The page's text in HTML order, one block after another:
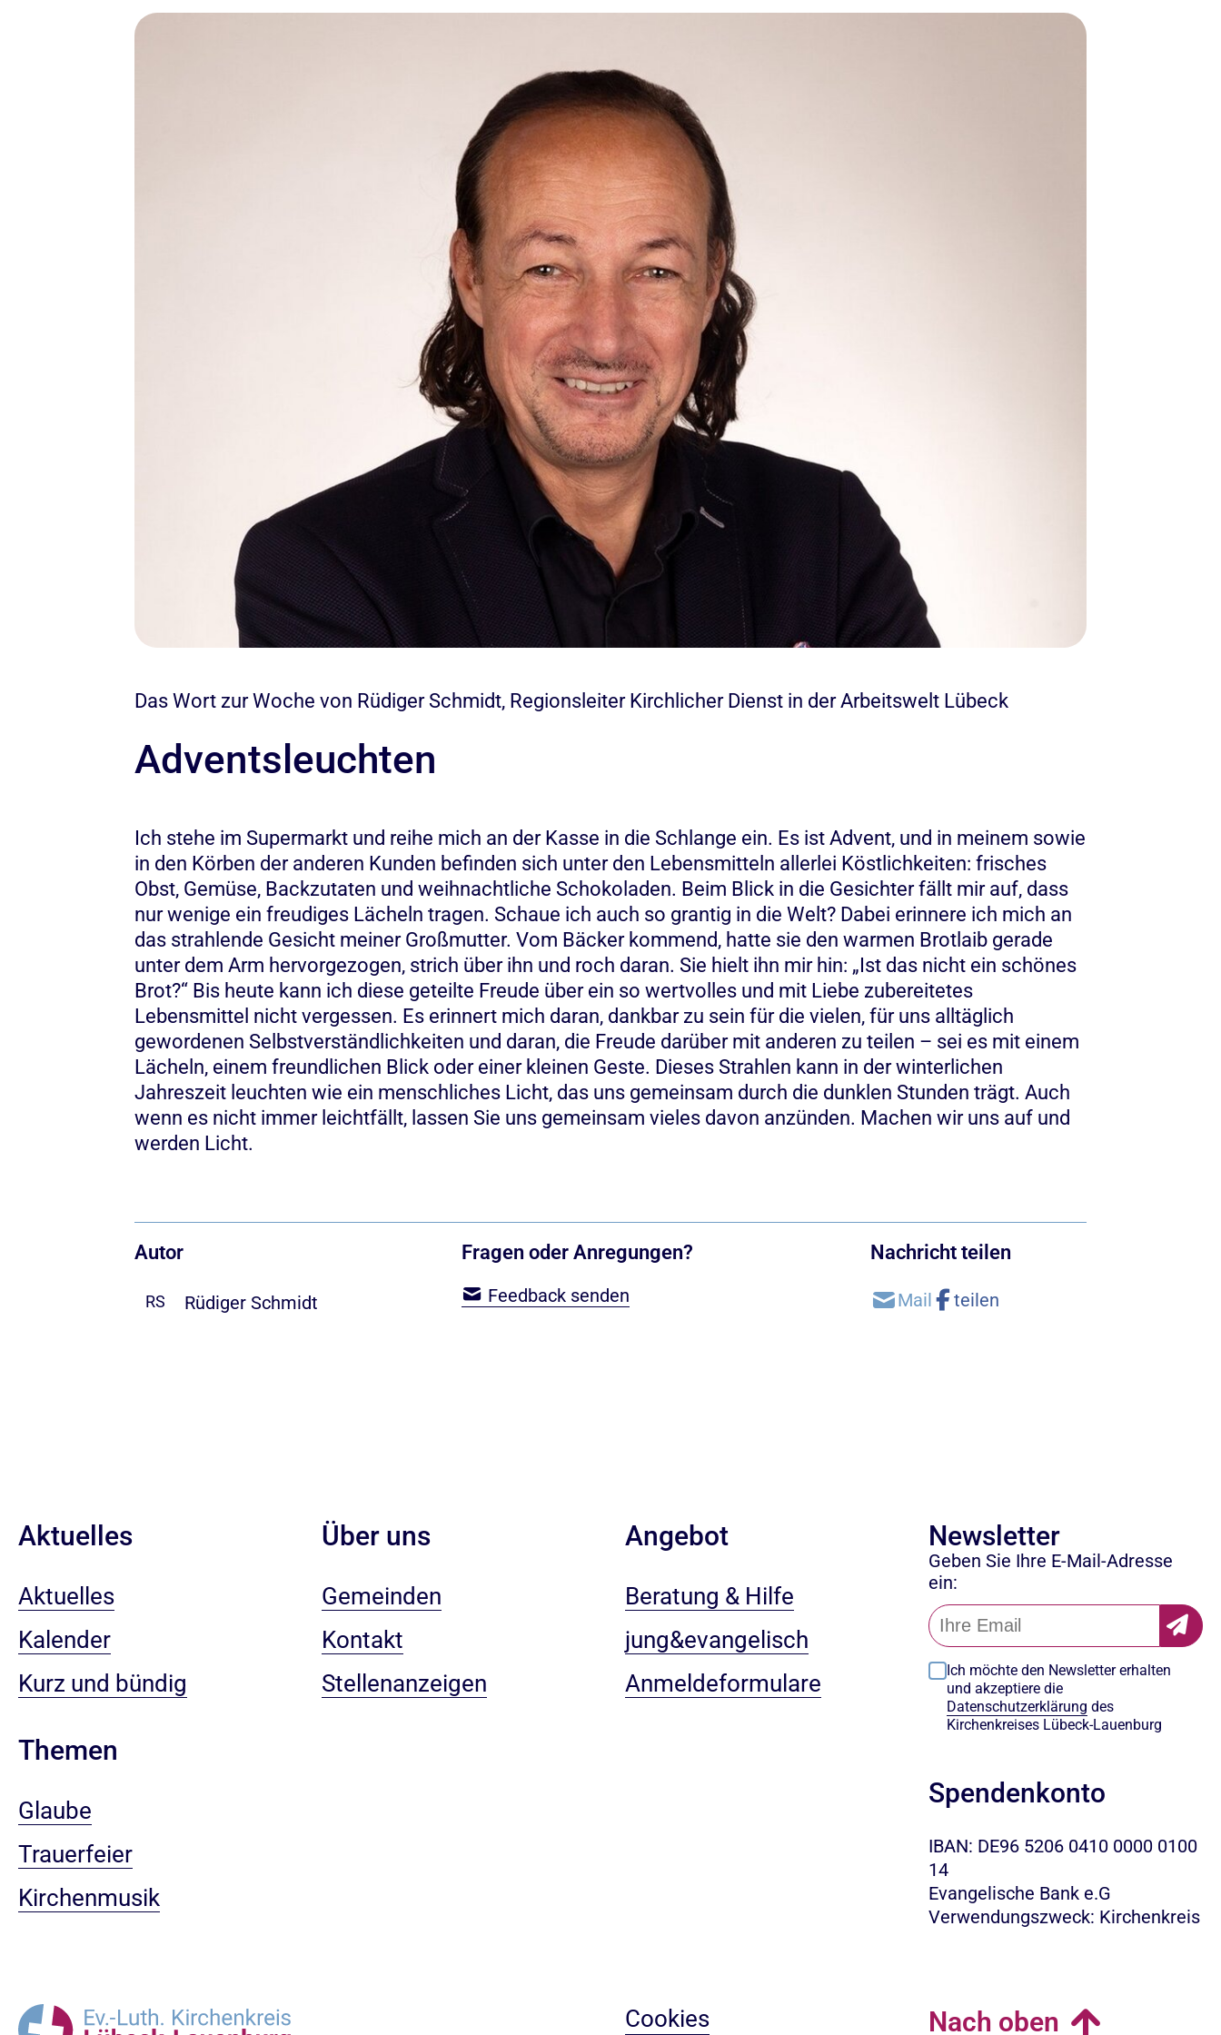
Das Wort zur Woche von Rüdiger Schmidt, Regionsleiter Kirchlicher Dienst in der Arbeitswelt Lübeck
Adventsleuchten
Ich stehe im Supermarkt und reihe mich an der Kasse in die Schlange ein. Es ist Advent, und in meinem sowie
in den Körben der anderen Kunden befinden sich unter den Lebensmitteln allerlei Köstlichkeiten: frisches
Obst, Gemüse, Backzutaten und weihnachtliche Schokoladen. Beim Blick in die Gesichter fällt mir auf, dass
nur wenige ein freudiges Lächeln tragen. Schaue ich auch so grantig in die Welt? Dabei erinnere ich mich an
das strahlende Gesicht meiner Großmutter. Vom Bäcker kommend, hatte sie den warmen Brotlaib gerade
unter dem Arm hervorgezogen, strich über ihn und roch daran. Sie hielt ihn mir hin: „Ist das nicht ein schönes
Brot?“ Bis heute kann ich diese geteilte Freude über ein so wertvolles und mit Liebe zubereitetes
Lebensmittel nicht vergessen. Es erinnert mich daran, dankbar zu sein für die vielen, für uns alltäglich
gewordenen Selbstverständlichkeiten und daran, die Freude darüber mit anderen zu teilen – sei es mit einem
Lächeln, einem freundlichen Blick oder einer kleinen Geste. Dieses Strahlen kann in der winterlichen
Jahreszeit leuchten wie ein menschliches Licht, das uns gemeinsam durch die dunklen Stunden trägt. Auch
wenn es nicht immer leichtfällt, lassen Sie uns gemeinsam vieles davon anzünden. Machen wir uns auf und
werden Licht.
Autor
RS Rüdiger Schmidt
Fragen oder Anregungen?
Feedback senden
Nachricht teilen
Aktuelles
Aktuelles
Kalender
Kurz und bündig
Themen
Glaube
Trauerfeier
Kirchenmusik
Über uns
Gemeinden
Kontakt
Stellenanzeigen
Angebot
Beratung & Hilfe
jung&evangelisch
Anmeldeformulare
Newsletter
Geben Sie Ihre E-Mail-Adresse
ein:
Ich möchte den Newsletter erhalten
und akzeptiere die
Datenschutzerklärung des
Kirchenkreises Lübeck-Lauenburg
Spendenkonto
IBAN: DE96 5206 0410 0000 0100
14
Evangelische Bank e.G
Verwendungszweck: Kirchenkreis
Cookies Nach oben